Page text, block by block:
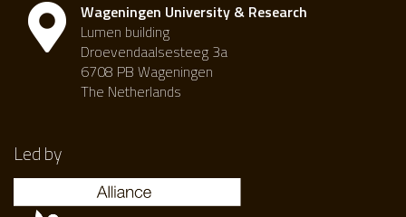
Wageningen University & Research
Lumen building
Droevendaalsesteeg 3a
6708 PB Wageningen
The Netherlands
Led by